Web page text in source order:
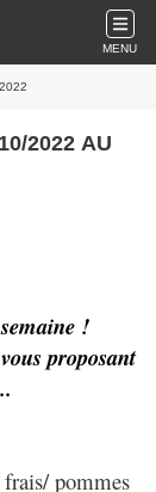
MENU
2022 AU
!
proposant
pommes